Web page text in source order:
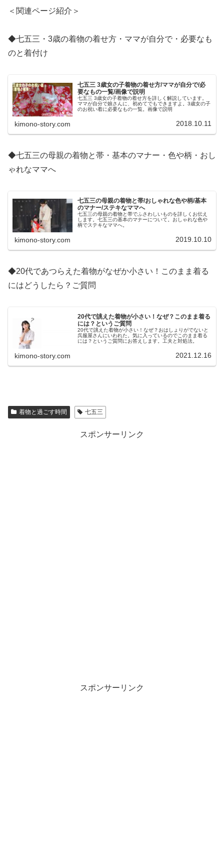
＜関連ページ紹介＞
◆七五三・3歳の着物の着せ方・ママが自分で・必要なも
のと着付け
七五三 3歳女の子着物の着せ方/ママが自分で/必
要なもの一覧/画像で説明
七五三 3歳女の子着物の着せ方を詳しく解説しています。
ママが自分で娘さんに、初めてでもできますよ。3歳女の子
のお祝い着に必要なもの一覧。画像で説明
kimono-story.com 2018.10.11
◆七五三の母親の着物と帯・基本のマナー・色や柄・おし
ゃれなママへ
七五三の母親の着物と帯/おしゃれな色や柄/基本
のマナー/ステキなママへ
七五三の母親の着物と帯でふさわしいものを詳しくお伝え
します。七五三の基本のマナーについて。おしゃれな色や
柄でステキなママへ。
kimono-story.com 2019.10.10
◆20代であつらえた着物がなぜか小さい！このまま着る
にはどうしたら？ご質問
20代で誂えた着物が小さい！なぜ？このまま着る
には？というご質問
20代で誂えた着物が小さい！なぜ？おはしょりがでないと
呉服屋さんにいわれた。気に入っているのでこのまま着る
には？というご質問にお答えします。工夫と対処法。
kimono-story.com 2021.12.16
着物と過ごす時間 七五三
スポンサーリンク
スポンサーリンク